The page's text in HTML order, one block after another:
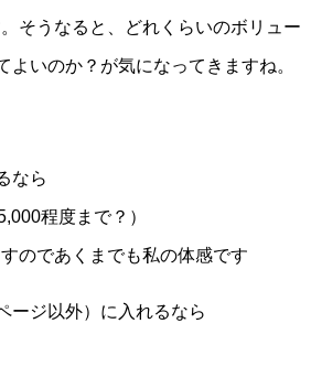
そうなると、どれくらいのボリュー
よいのか？が気になってきますね。
なら
程度まで？）
のであくまでも私の体感です
ージ以外）に入れるなら